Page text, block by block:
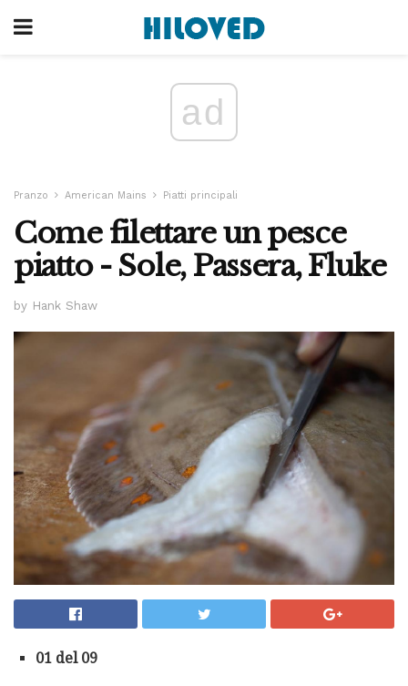
ad
Pranzo American Mains Piatti principali
Come filettare un pesce
piatto - Sole, Passera, Fluke
by Hank Shaw
01 del 09